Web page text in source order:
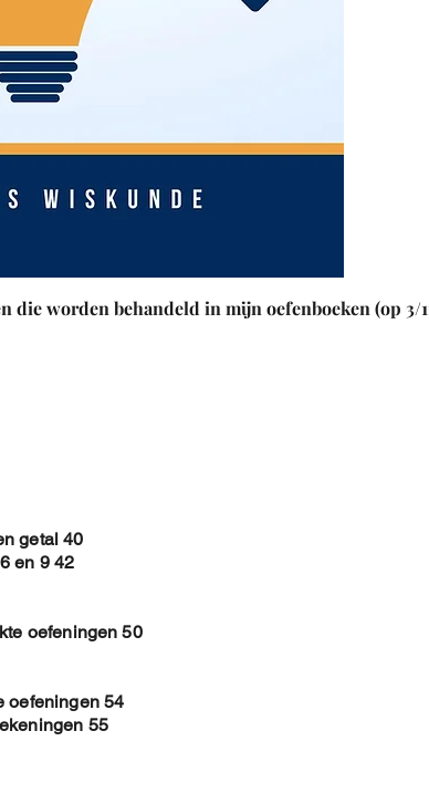
die worden behandeld in mijn oefenboeken (op 3/
getal 40
en 9 42
oefeningen 50
oefeningen 54
55